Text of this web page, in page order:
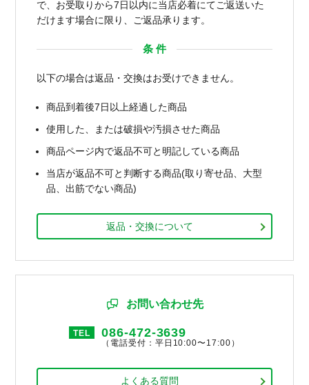
で、お受取りから7日以内に当店必着にてご返送いた
だけます場合に限り、ご返品承ります。
条 件
以下の場合は返品・交換はお受けできません。
商品到着後7日以上経過した商品
使用した、または破損や汚損させた商品
商品ページ内で返品不可と明記している商品
当店が返品不可と判断する商品(取り寄せ品、大型
品、出筋でない商品)
返品・交換について
お問い合わせ先
TEL 086-472-3639
（電話受付：平日10:00〜17:00）
よくある質問